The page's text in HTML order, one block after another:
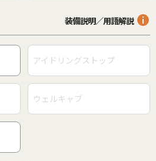
装備説明／用語解説
アイドリングストップ
ウェルキャブ